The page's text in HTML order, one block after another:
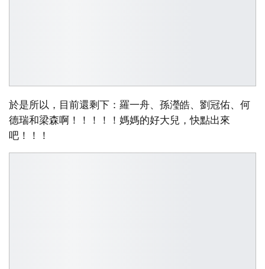
於是所以，目前還剩下：羅一舟、孫瀅皓、劉冠佑、何
德瑞和梁森啊！！！！！媽媽的好大兒，快點出來
吧！！！